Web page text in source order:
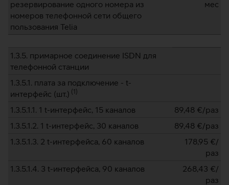
резервирование одного номера из
номеров телефонной сети общего
пользования Telia
мес
1.3.5. примарное соединение ISDN для
телефонной станции
1.3.5.1. плата за подключение - t-
интерфейс (шт.) (1 )
1.3.5.1.1. 1 t-интерфейс, 15 каналов 89,48 €/раз
1.3.5.1.2. 1 t-интерфейс, 30 каналов
89,48 €/раз
1.3.5.1.3. 2 t-интерфейса, 60 каналов
178,95 €/
раз
1.3.5.1.4. 3 t-интерфейса, 90 каналов
268,43 €/
раз